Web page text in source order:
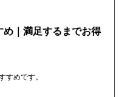
め｜満足するまでお得
すめです。